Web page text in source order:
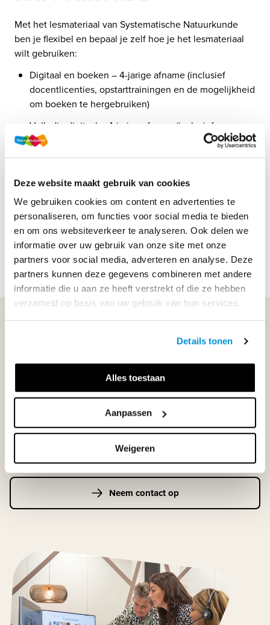
Deze website maakt gebruik van cookies
We gebruiken cookies om content en advertenties te
personaliseren, om functies voor social media te bieden
en om ons websiteverkeer te analyseren. Ook delen we
informatie over uw gebruik van onze site met onze
partners voor social media, adverteren en analyse. Deze
partners kunnen deze gegevens combineren met andere
informatie die u aan ze heeft verstrekt of die ze hebben
verzameld op basis van uw gebruik van hun services.
Details tonen
Alles toestaan
Aanpassen
Weigeren
Met het lesmateriaal van Systematische Natuurkunde
ben je flexibel en bepaal je zelf hoe je het lesmateriaal
wilt gebruiken:
Digitaal en boeken – 4-jarige afname (inclusief
docentlicenties, opstarttrainingen en de mogelijkheid
om boeken te hergebruiken)
Volledig digitaal – 4-jarige afname (inclusief
docentlicenties en opstarttrainingen)
Digitaal en boeken – 1-jarige afname
Bekijk op deze pagina het productoverzicht met alle
isbn's en prijzen per methode.
WIJ STAAN VOOR JE KLAAR!
033-4483000
Maandag t/m vrijdag | 08.00 - 17.00 uur
Klantenservice
Neem contact op